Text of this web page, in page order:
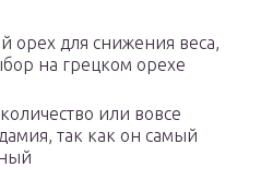
орех для снижения веса,
на грецком орехе
или вовсе
так как он самый